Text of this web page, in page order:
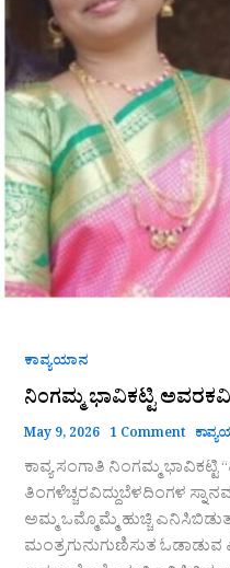
ಕಾವ್ಯಯಾನ
ನಿಂಗಮ್ಮ ಭಾವಿಕಟ್ಟಿ
May 9, 2026 1 Comment
ಕಾವ್ಯ ಸಂಗಾತಿ ನಿಂಗಮ್ಮ ಭಾವಿಕಟ್ಟಿ
ತಿಂಗಳೆಚ್ಚರವಿದ್ದುಬೆಳದಿಂಗಳ
ಅಮ್ಮ ಒಮ್ಮೊಮ್ಮೆ ಹುಚ್ಚಿ
ಮಂತ್ರಗುನುಗುಣಿಸುತ ಓಡಾಡುವ